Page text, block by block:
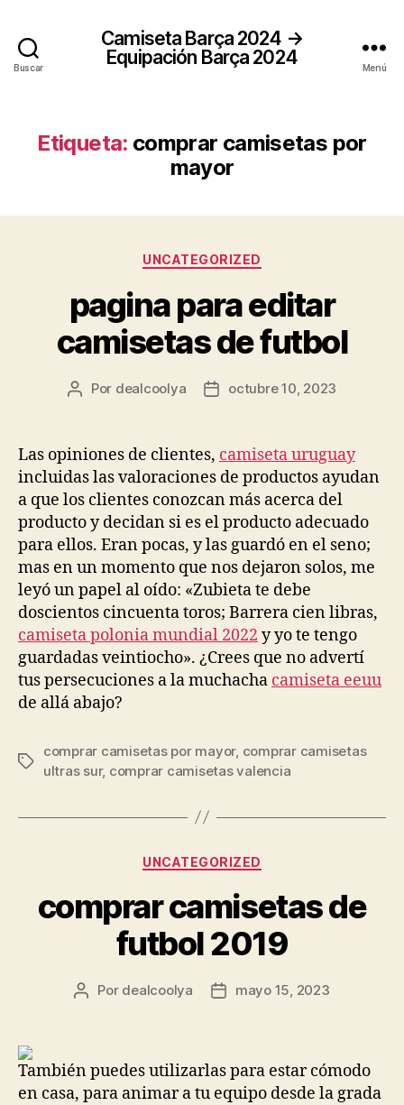
Buscar
Camiseta Barça 2024 →
Equipación Barça 2024
Menú
Etiqueta: comprar camisetas por
mayor
Categorías
UNCATEGORIZED
pagina para editar
camisetas de futbol
Autor
entrada
Por dealcoolya
Fecha
entrada
octubre 10, 2023
Las opiniones de clientes, camiseta uruguay
incluidas las valoraciones de productos ayudan
a que los clientes conozcan más acerca del
producto y decidan si es el producto adecuado
para ellos. Eran pocas, y las guardó en el seno;
mas en un momento que nos dejaron solos, me
leyó un papel al oído: «Zubieta te debe
doscientos cincuenta toros; Barrera cien libras,
camiseta polonia mundial 2022 y yo te tengo
guardadas veintiocho». ¿Crees que no advertí
tus persecuciones a la muchacha camiseta eeuu
de allá abajo?
Etiquetas
comprar camisetas por mayor, comprar camisetas
ultras sur, comprar camisetas valencia
Categorías
UNCATEGORIZED
comprar camisetas de
futbol 2019
Autor
Por dealcoolya
Fechamayo 15, 2023
También puedes utilizarlas para estar cómodo
en casa, para animar a tu equipo desde la grada